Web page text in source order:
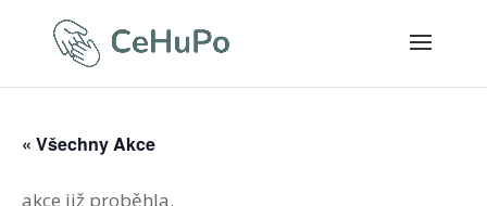
« Všechny Akce
akce již proběhla.